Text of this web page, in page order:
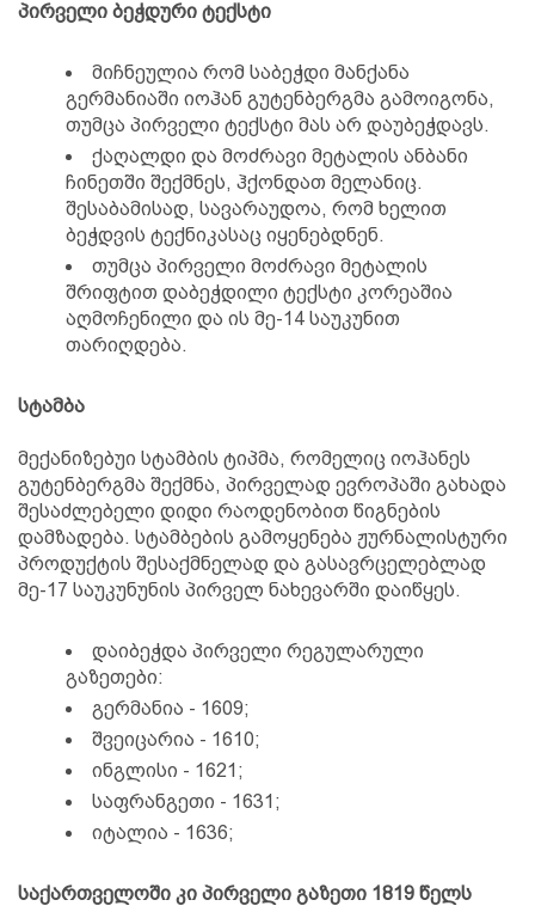
პირველი ბეჭდური ტექსტი
მიჩნეულია რომ საბეჭდი მანქანა
გერმანიაში იოჰან გუტენბერგმა გამოიგონა,
თუმცა პირველი ტექსტი მას არ დაუბეჭდავს.
ქაღალდი და მოძრავი მეტალის ანბანი
ჩინეთში შექმნეს, ჰქონდათ მელანიც.
შესაბამისად, სავარაუდოა, რომ ხელით
ბეჭდვის ტექნიკასაც იყენებდნენ.
თუმცა პირველი მოძრავი მეტალის
შრიფტით დაბეჭდილი ტექსტი კორეაშია
აღმოჩენილი და ის მე-14 საუკუნით
თარიღდება.
სტამბა
მექანიზებუი სტამბის ტიპმა, რომელიც იოჰანეს
გუტენბერგმა შექმნა, პირველად ევროპაში გახადა
შესაძლებელი დიდი რაოდენობით წიგნების
დამზადება. სტამბების გამოყენება ჟურნალისტური
პროდუქტის შესაქმნელად და გასავრცელებლად
მე-17 საუკუნუნის პირველ ნახევარში დაიწყეს.
დაიბეჭდა პირველი რეგულარული
გაზეთები:
გერმანია - 1609;
შვეიცარია - 1610;
ინგლისი - 1621;
საფრანგეთი - 1631;
იტალია - 1636;
საქართველოში კი პირველი გაზეთი 1819 წელს